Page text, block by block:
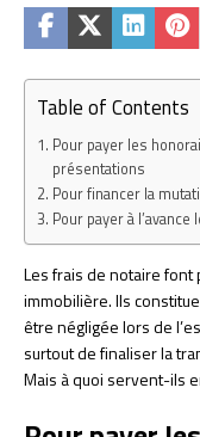
Table of Contents
Pour payer les
présentations
Pour financer la
Pour payer à
Les frais de notaire font
immobilière. Ils
être négligée lors de
surtout de finaliser la
Mais à quoi servent-ils